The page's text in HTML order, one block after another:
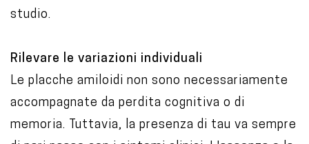
studio.
Rilevare le variazioni individuali
Le placche amiloidi non sono necessariamente
accompagnate da perdita cognitiva o di
memoria. Tuttavia, la presenza di tau va sempre